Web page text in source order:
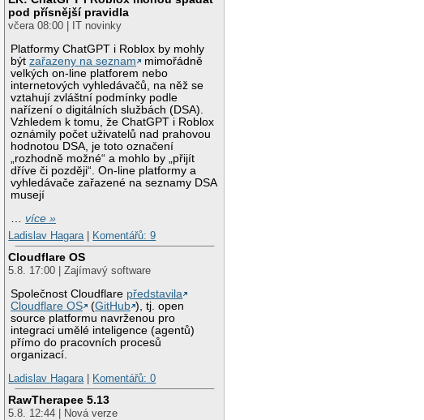
pod přísnější pravidla
včera 08:00 | IT novinky
Platformy ChatGPT i Roblox by mohly
býtzařazeny na seznam
mimořádně
velkých on-line platforem nebo
internetových vyhledávačů, na něž se
vztahují zvláštní podmínky podle
nařízení o digitálních službách (DSA).
Vzhledem k tomu, že ChatGPT i Roblox
oznámily počet uživatelů nad prahovou
hodnotou DSA, je toto označení
„rozhodně možné“ a mohlo by „přijít
dříve či později“. On-line platformy a
vyhledávače zařazené na seznamy DSA
musejí
…více »
Ladislav Hagara| Komentářů: 9
Cloudflare OS
5.8. 17:00 | Zajímavý software
Společnost Cloudflare představila
Cloudflare OS
(GitHub ), tj. open
source platformu navrženou pro
integraci umělé inteligence (agentů)
přímo do pracovních procesů
organizací.
Ladislav Hagara| Komentářů: 0
RawTherapee 5.13
5.8. 12:44 | Nová verze